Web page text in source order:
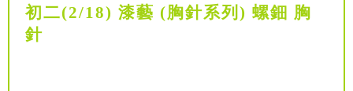
初二(2/18) 漆藝 (胸針系列) 螺鈿 胸
針